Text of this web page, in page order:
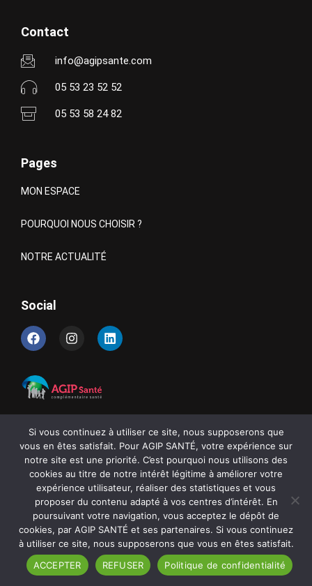
Contact
info@agipsante.com
05 53 23 52 52
05 53 58 24 82
Pages
MON ESPACE
POURQUOI NOUS CHOISIR ?
NOTRE ACTUALITÉ
Social
MENTIONS LÉGALES
POLITIQUE DE CONFIDENTIALITÉ
AGIP SANTÉ 2025 |CréationL’AGENCE DE COM🦊 Bergerac
Si vous continuez à utiliser ce site, nous supposerons que
vous en êtes satisfait. Pour AGIP SANTÉ, votre expérience sur
notre site est une priorité. C’est pourquoi nous utilisons des
cookies au titre de notre intérêt légitime à améliorer votre
expérience utilisateur, réaliser des statistiques et vous
proposer du contenu adapté à vos centres d’intérêt. En
poursuivant votre navigation, vous acceptez le dépôt de
cookies, par AGIP SANTÉ et ses partenaires. Si vous continuez
à utiliser ce site, nous supposerons que vous en êtes satisfait.
ACCEPTER
REFUSER Politique de confidentialité